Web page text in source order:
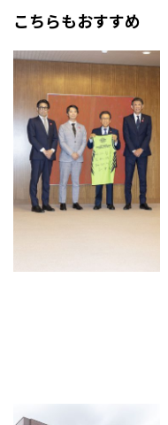
こちらもおすすめ